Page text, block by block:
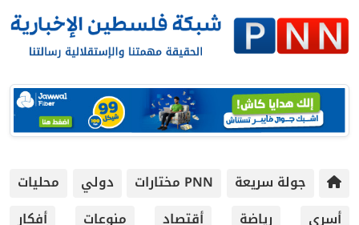
جولة سريعة PNN مختارات دولي
محليات
أسرى
رياضة أقتصاد منوعات
أفكار